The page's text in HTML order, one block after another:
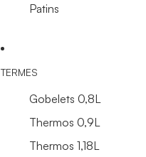
Patins
TERMES
Gobelets 0,8L
Thermos 0,9L
Thermos 1,18L